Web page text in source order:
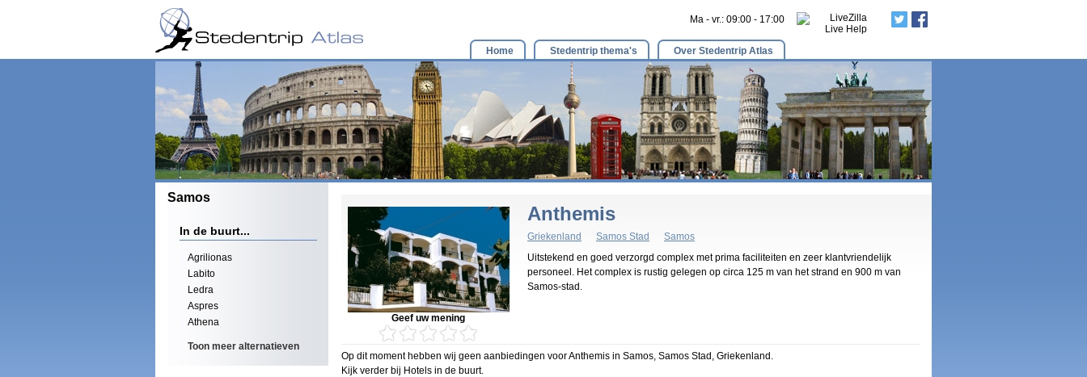
Ma - vr.: 09:00 - 17:00
Home Stedentrip thema's Over Stedentrip Atlas
Samos
In de buurt...
Agrilionas
Labito
Ledra
Aspres
Athena
Toon meer alternatieven
Geef uw mening
Anthemis
Griekenland Samos Stad
Samos
Uitstekend en goed verzorgd complex met prima faciliteiten en zeer klantvriendelijk
personeel. Het complex is rustig gelegen op circa 125 m van het strand en 900 m van
Samos-stad.
Op dit moment hebben wij geen aanbiedingen voor Anthemis in Samos, Samos Stad, Griekenland.
Kijk verder bij Hotels in de buurt.